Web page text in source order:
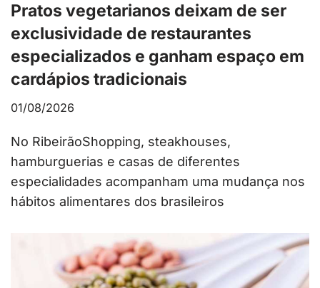
Pratos vegetarianos deixam de ser
exclusividade de restaurantes
especializados e ganham espaço em
cardápios tradicionais
01/08/2026
No RibeirãoShopping, steakhouses,
hamburguerias e casas de diferentes
especialidades acompanham uma mudança nos
hábitos alimentares dos brasileiros